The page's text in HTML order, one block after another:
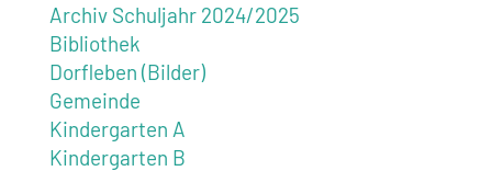
Archiv Schuljahr 2024/2025
Bibliothek
Dorfleben (Bilder)
Gemeinde
Kindergarten A
Kindergarten B